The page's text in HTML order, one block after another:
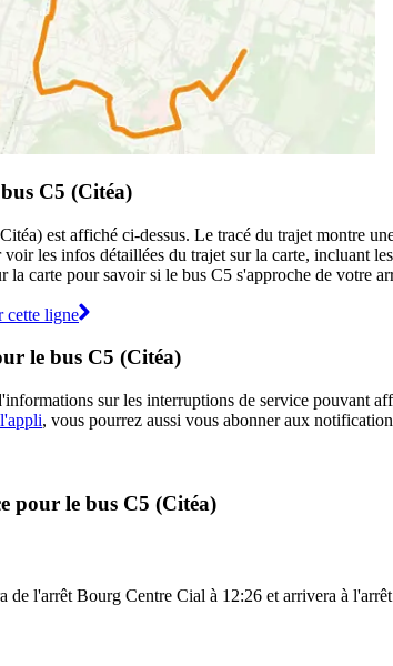
C5 (Citéa)
est affiché ci-dessus. Le tracé du trajet montre
voir les infos détaillées du trajet sur la carte, incluant
la carte pour savoir si le bus C5 s'approche de votre
cette ligne
le bus C5 (Citéa)
sur les interruptions de service pouvant
, vous pourrez aussi vous abonner aux
pour le bus C5 (Citéa)
de l'arrêt Bourg Centre Cial à 12:26 et arrivera à